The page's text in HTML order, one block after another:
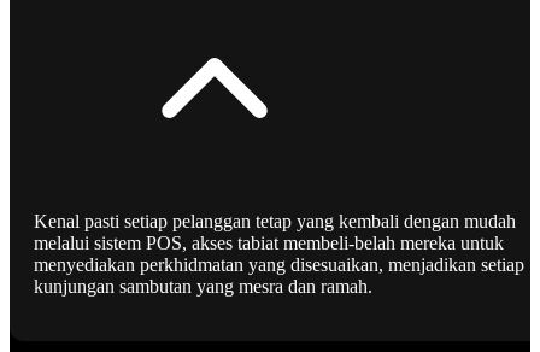
Kenal pasti setiap pelanggan tetap yang kembali dengan mudah
melalui sistem POS, akses tabiat membeli-belah mereka untuk
menyediakan perkhidmatan yang disesuaikan, menjadikan setiap
kunjungan sambutan yang mesra dan ramah.